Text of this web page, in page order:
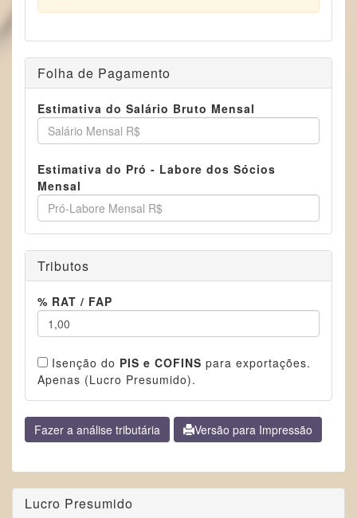
Folha de Pagamento
Estimativa do Salário Bruto Mensal
Estimativa do Pró - Labore dos Sócios
Mensal
Tributos
% RAT / FAP
Isenção do PIS e COFINS para exportações.
Apenas (Lucro Presumido).
Versão para Impressão
Lucro Presumido